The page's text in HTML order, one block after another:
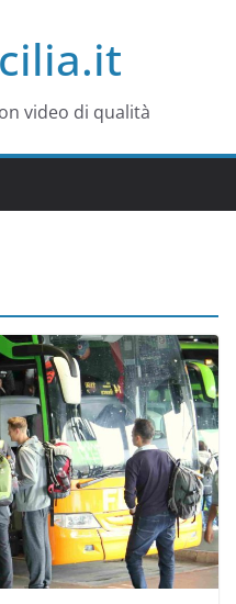
video di qualità